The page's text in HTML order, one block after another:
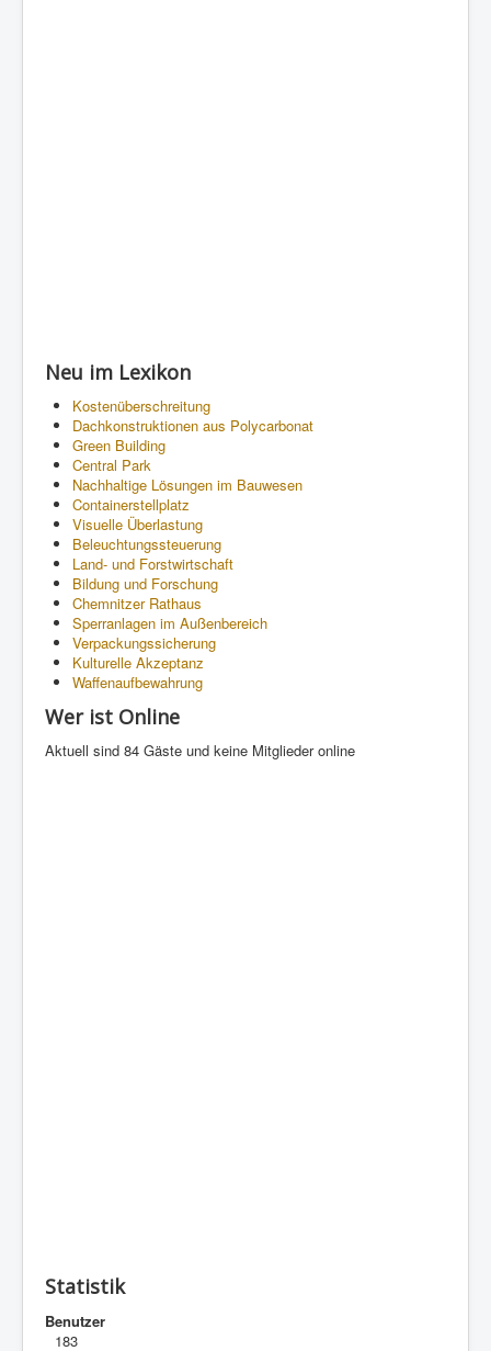
Neu im Lexikon
Kostenüberschreitung
Dachkonstruktionen aus Polycarbonat
Green Building
Central Park
Nachhaltige Lösungen im Bauwesen
Containerstellplatz
Visuelle Überlastung
Beleuchtungssteuerung
Land- und Forstwirtschaft
Bildung und Forschung
Chemnitzer Rathaus
Sperranlagen im Außenbereich
Verpackungssicherung
Kulturelle Akzeptanz
Waffenaufbewahrung
Wer ist Online
Aktuell sind 84 Gäste und keine Mitglieder online
Statistik
Benutzer
183